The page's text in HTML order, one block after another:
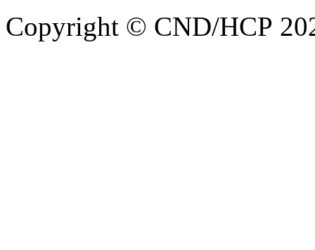
Copyright © CND/HCP